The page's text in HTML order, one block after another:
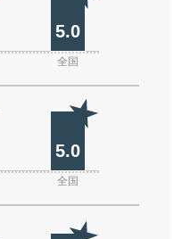
5.0
全国
5.0
全国